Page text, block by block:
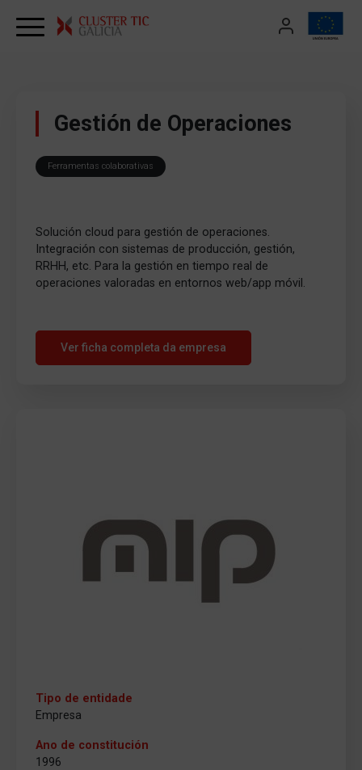
Gestión de Operaciones
Ferramentas colaborativas
Solución cloud para gestión de operaciones.
Integración con sistemas de producción, gestión,
RRHH, etc. Para la gestión en tiempo real de
operaciones valoradas en entornos web/app móvil.
Ver ficha completa da empresa
Tipo de entidade
Empresa
Ano de constitución
1996